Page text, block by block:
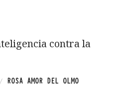
contra la
/ ROSA AMOR DEL OLMO